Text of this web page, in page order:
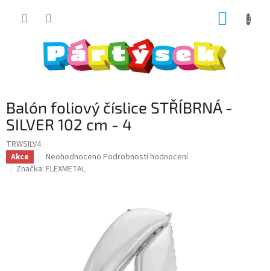
Balón foliový číslice STŘÍBRNÁ -
SILVER 102 cm - 4
TRWSILV4
Akce
Průměrné
hodnocení
Neohodnoceno Podrobnosti hodnocení
Značka: FLEXMETAL